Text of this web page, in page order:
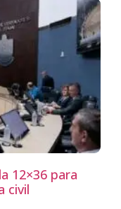
12×36 para
civil